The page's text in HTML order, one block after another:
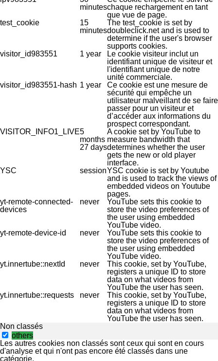
minuteschaque rechargement en tant
que vue de page.
test_cookie
15
minutes
The test_cookie is set by
doubleclick.net and is used to
determine if the user's browser
supports cookies.
visitor_id983551
1 year
Le cookie visiteur inclut un
identifiant unique de visiteur et
l'identifiant unique de notre
unité commerciale.
visitor_id983551-hash 1 year
Ce cookie est une mesure de
sécurité qui empêche un
utilisateur malveillant de se faire
passer pour un visiteur et
d’accéder aux informations du
prospect correspondant.
VISITOR_INFO1_LIVE5
months
27 days
A cookie set by YouTube to
measure bandwidth that
determines whether the user
gets the new or old player
interface.
YSC
sessionYSC cookie is set by Youtube
and is used to track the views of
embedded videos on Youtube
pages.
yt-remote-connected-
devices
never
YouTube sets this cookie to
store the video preferences of
the user using embedded
YouTube video.
yt-remote-device-id
never
YouTube sets this cookie to
store the video preferences of
the user using embedded
YouTube video.
yt.innertube::nextId
never
This cookie, set by YouTube,
registers a unique ID to store
data on what videos from
YouTube the user has seen.
yt.innertube::requests
never
This cookie, set by YouTube,
registers a unique ID to store
data on what videos from
YouTube the user has seen.
Non classés
others
Les autres cookies non classés sont ceux qui sont en cours
d'analyse et qui n'ont pas encore été classés dans une
catégorie.